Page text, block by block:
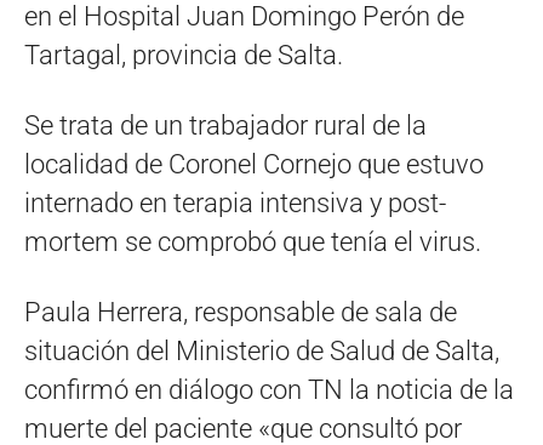
en el Hospital Juan Domingo Perón de
Tartagal, provincia de Salta.
Se trata de un trabajador rural de la
localidad de Coronel Cornejo que estuvo
internado en terapia intensiva y post-
mortem se comprobó que tenía el virus.
Paula Herrera, responsable de sala de
situación del Ministerio de Salud de Salta,
confirmó en diálogo con TN la noticia de la
muerte del paciente «que consultó por